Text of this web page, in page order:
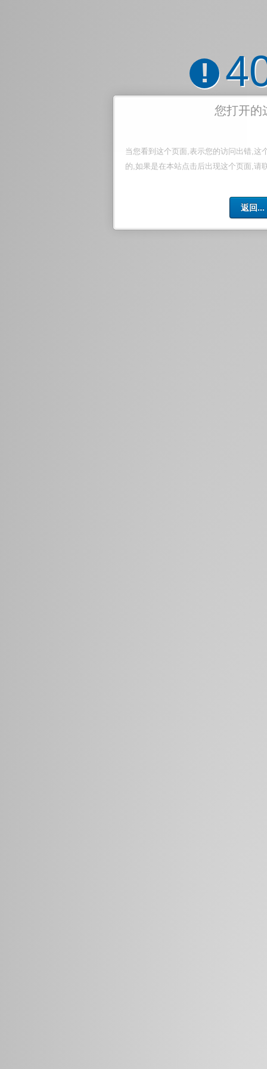
!
您打开的
当您看到这个页面,表示您的访问出错,这
的,如果是在本站点击后出现这个页面,请
返回...